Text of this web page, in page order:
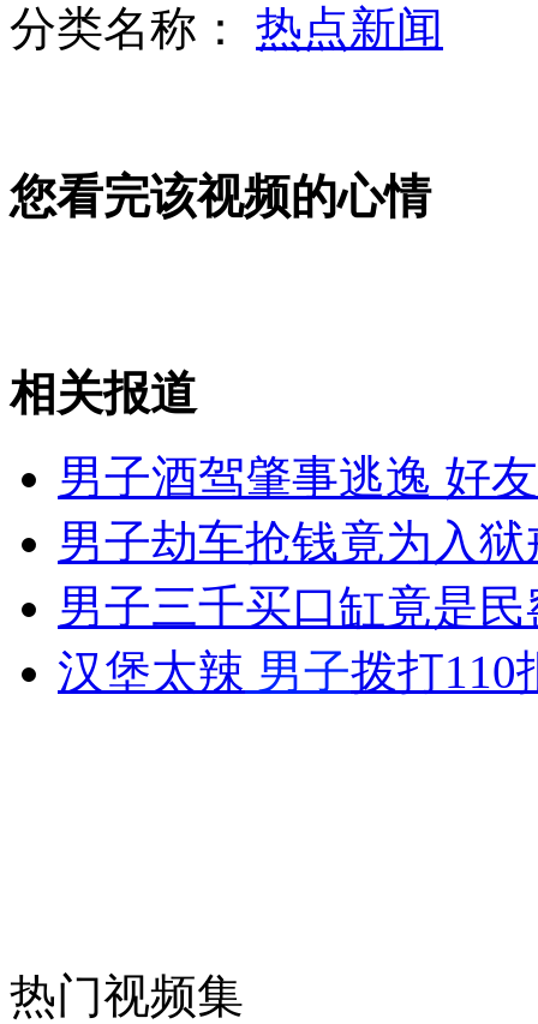
女孩北京地铁殴打老人 痛下狠手拳打脚踢
无痛分娩是否安全 医生回应
分类名称： 热点新闻
您看完该视频的心情
相关报道
男子酒驾肇事逃逸 好
男子劫车抢钱竟为入
男子三千买口缸竟是
汉堡太辣 男子拨打110
热门视频集